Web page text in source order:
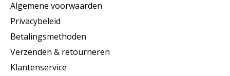
Algemene voorwaarden
Privacybeleid
Betalingsmethoden
Verzenden & retourneren
Klantenservice